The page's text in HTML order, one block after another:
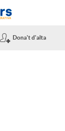
Dona't d'alta